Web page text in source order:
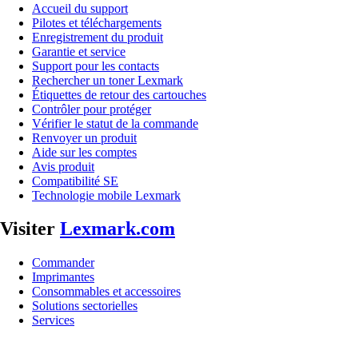
Accueil du support
Pilotes et téléchargements
Enregistrement du produit
Garantie et service
Support pour les contacts
Rechercher un toner Lexmark
Étiquettes de retour des cartouches
Contrôler pour protéger
Vérifier le statut de la commande
Renvoyer un produit
Aide sur les comptes
Avis produit
Compatibilité SE
Technologie mobile Lexmark
Visiter Lexmark.com
Commander
Imprimantes
Consommables et accessoires
Solutions sectorielles
Services